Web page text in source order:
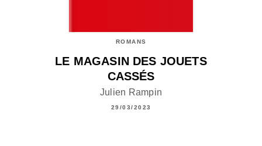
ROMANS
LE MAGASIN DES JOUETS
CASSÉS
Julien Rampin
29/03/2023